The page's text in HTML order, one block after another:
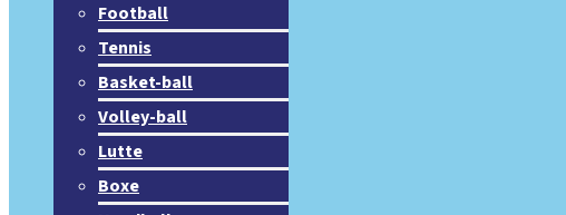
Football
Tennis
Basket-ball
Volley-ball
Lutte
Boxe